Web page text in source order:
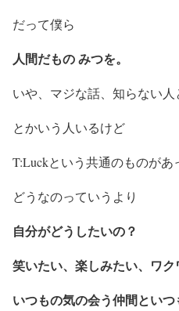
だって僕ら
人間だもの みつを。
いや、マジな話、知らない
とかいう人いるけど
T:Luckという共通のものがあ
どうなのっていうより
自分がどうしたいの？
笑いたい、楽しみたい、ワ
いつもの気の会う仲間とい